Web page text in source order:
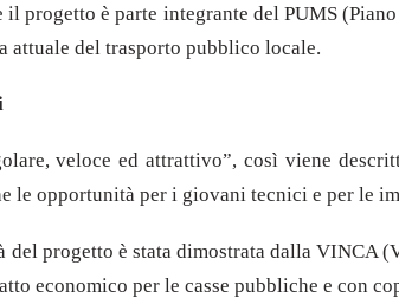
progetto è parte integrante del PUMS
attuale del trasporto pubblico locale.
veloce ed attrattivo”, così viene
le opportunità per i giovani tecnici e per le
progetto è stata dimostrata dalla VINCA
economico per le casse pubbliche e con